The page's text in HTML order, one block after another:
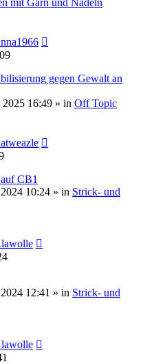
gegen Gewalt an
2025 16:49 » in Off Topic
CB1
10:24 » in Strick- und
12:41 » in Strick- und